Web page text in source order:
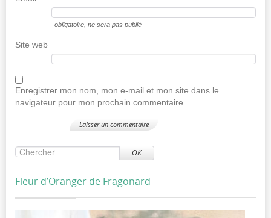
obligatoire , ne sera pas publié
Site web
Enregistrer mon nom, mon e-mail et mon site dans le
navigateur pour mon prochain commentaire.
OK
Fleur d’Oranger de Fragonard